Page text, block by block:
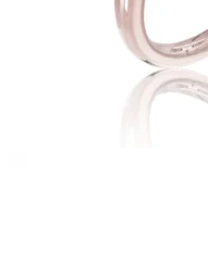
Twist Elegance
Zásnubné prstne z